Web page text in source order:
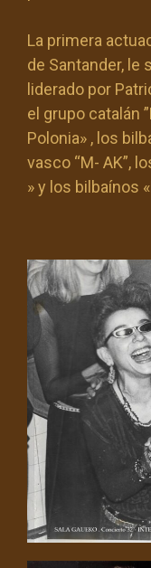
La primera
de Santander, le
liderado por
el grupo catalán
Polonia» , los
vasco “M- AK”,
» y los bilbaínos